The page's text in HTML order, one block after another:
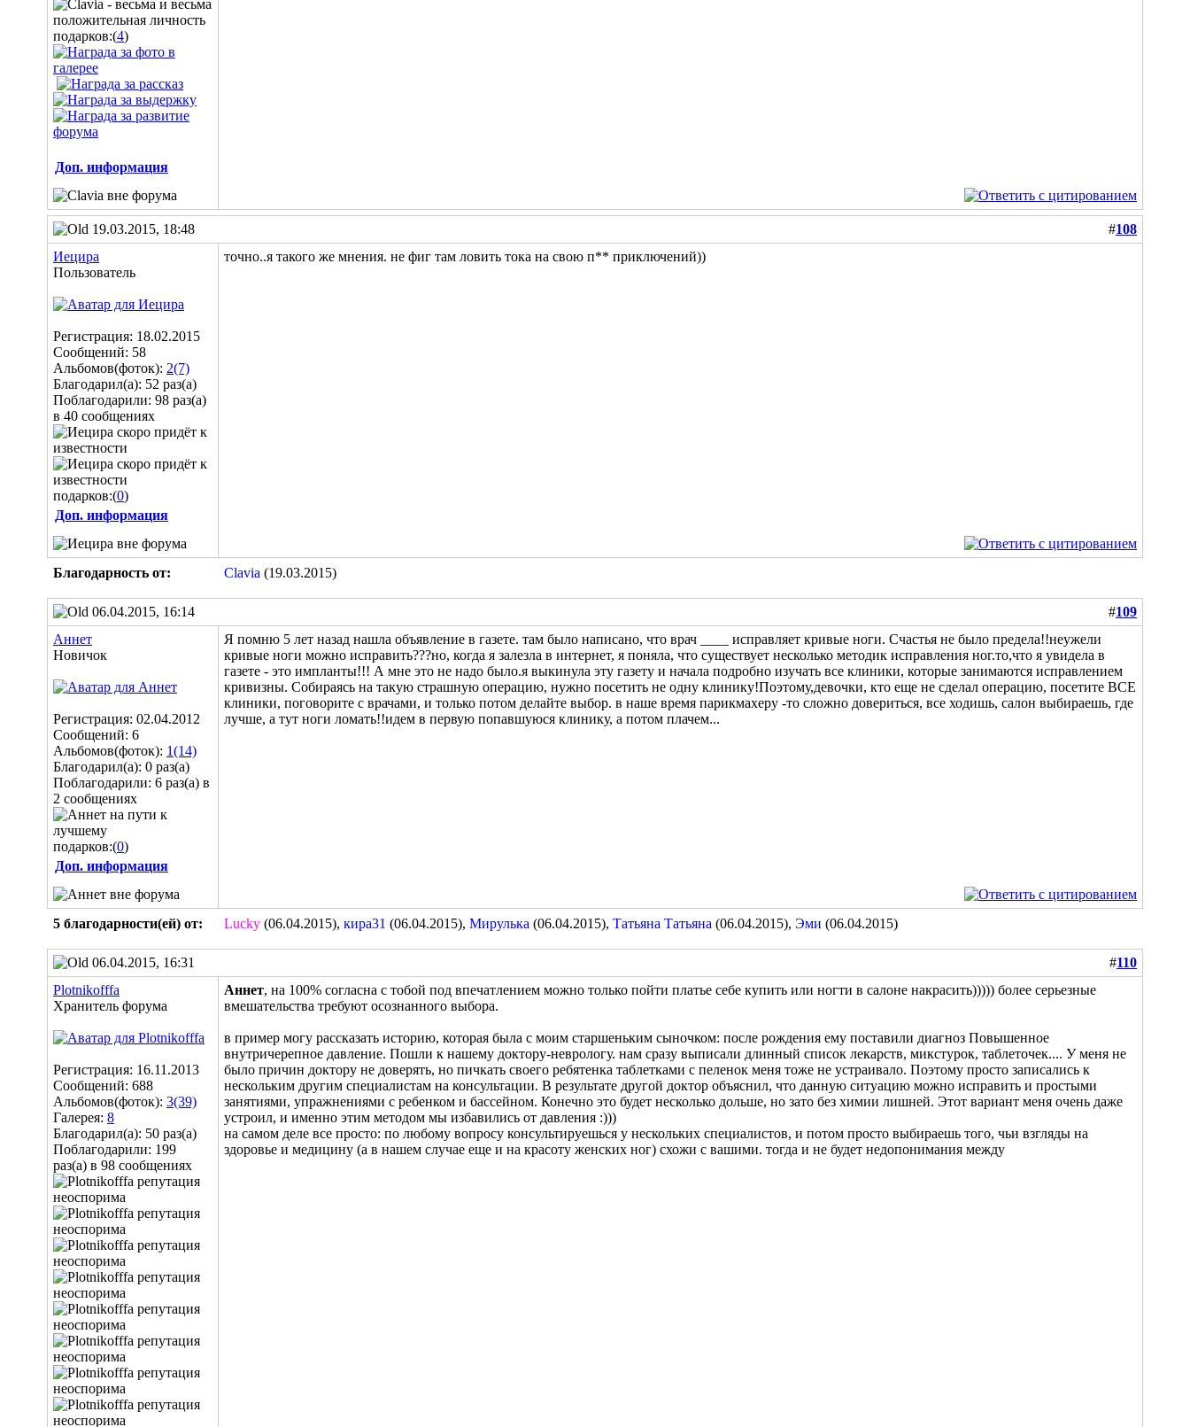
подарков:(4)
Доп. информация
19.03.2015, 18:48 #108
Иецира
Пользователь
Регистрация: 18.02.2015
Сообщений: 58
Альбомов(фоток): 2(7)
Благодарил(а): 52 раз(а)
Поблагодарили: 98 раз(а)
в 40 сообщениях
подарков:(0)
Доп. информация
точно..я такого же мнения. не фиг там ловить тока на свою п** приключений))
Благодарность от: Clavia (19.03.2015)
06.04.2015, 16:14 #109
Аннет
Новичок
Регистрация: 02.04.2012
Сообщений: 6
Альбомов(фоток): 1(14)
Благодарил(а): 0 раз(а)
Поблагодарили: 6 раз(а) в
2 сообщениях
подарков:(0)
Доп. информация
Я помню 5 лет назад нашла объявление в газете. там было написано, что врач ____ исправляет кривые ноги. Счастья не было предела!!неужели
кривые ноги можно исправить???но, когда я залезла в интернет, я поняла, что существует несколько методик исправления ног.то,что я увидела в
газете - это импланты!!! А мне это не надо было.я выкинула эту газету и начала подробно изучать все клиники, которые занимаются исправлением
кривизны. Собираясь на такую страшную операцию, нужно посетить не одну клинику!Поэтому,девочки, кто еще не сделал операцию, посетите ВСЕ
клиники, поговорите с врачами, и только потом делайте выбор. в наше время парикмахеру -то сложно довериться, все ходишь, салон выбираешь, где
лучше, а тут ноги ломать!!идем в первую попавшуюся клинику, а потом плачем...
5 благодарности(ей) от: Lucky (06.04.2015), кира31 (06.04.2015), Мирулька (06.04.2015), Татьяна Татьяна (06.04.2015), Эми (06.04.2015)
06.04.2015, 16:31 #110
Plotnikofffa
Хранитель форума
Регистрация: 16.11.2013
Сообщений: 688
Альбомов(фоток): 3(39)
Галерея: 8
Благодарил(а): 50 раз(а)
Поблагодарили: 199
раз(а) в 98 сообщениях
Аннет, на 100% согласна с тобой под впечатлением можно только пойти платье себе купить или ногти в салоне накрасить))))) более серьезные
вмешательства требуют осознанного выбора.
в пример могу рассказать историю, которая была с моим старшеньким сыночком: после рождения ему поставили диагноз Повышенное
внутричерепное давление. Пошли к нашему доктору-неврологу. нам сразу выписали длинный список лекарств, микстурок, таблеточек.... У меня не
было причин доктору не доверять, но пичкать своего ребятенка таблетками с пеленок меня тоже не устраивало. Поэтому просто записались к
нескольким другим специалистам на консультации. В результате другой доктор объяснил, что данную ситуацию можно исправить и простыми
занятиями, упражнениями с ребенком и бассейном. Конечно это будет несколько дольше, но зато без химии лишней. Этот вариант меня очень даже
устроил, и именно этим методом мы избавились от давления :)))
на самом деле все просто: по любому вопросу консультируешься у нескольких специалистов, и потом просто выбираешь того, чьи взгляды на
здоровье и медицину (а в нашем случае еще и на красоту женских ног) схожи с вашими. тогда и не будет недопонимания между